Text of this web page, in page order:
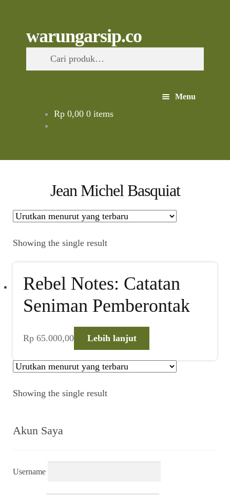
to
navigation
to
content
warungarsip.co
Menu
Cari Arsip
menu
Rekening
Reseller
Rp0,00 0 items
Jean Michel Basquiat
Showing the single result
Rebel Notes: Catatan
Seniman Pemberontak
Rp 65.000,00 Lebih lanjut
Showing the single result
Akun Saya
Username